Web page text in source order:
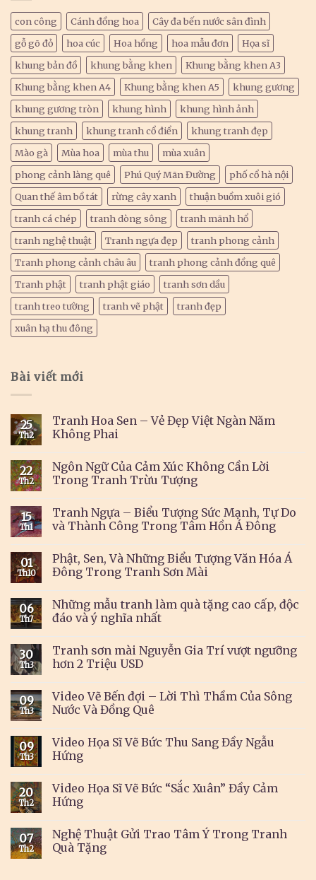
con công Cánh đồng hoa
Cây đa bến nước sân đình
gỗ gõ đỏ
hoa cúc Hoa hồng hoa mẫu đơn
Họa sĩ
khung bản đồ
khung bằng khen
Khung bằng khen A3
Khung bằng khen A4
Khung bằng khen A5
khung gương
khung gương tròn
khung hình
khung hình ảnh
khung tranh
khung tranh cổ điển
khung tranh đẹp
Mào gà
Mùa hoa mùa thu
mùa xuân
phong cảnh làng quê
Phú Quý Mãn Đường
phố cổ hà nội
Quan thế âm bồ tát
rừng cây xanh
thuận buồm xuôi gió
tranh cá chép
tranh dòng sông
tranh mãnh hổ
tranh nghệ thuật
Tranh ngựa đẹp
tranh phong cảnh
Tranh phong cảnh châu âu
tranh phong cảnh đồng quê
Tranh phật
tranh phật giáo
tranh sơn dầu
tranh treo tường
tranh vẽ phật
tranh đẹp
xuân hạ thu đông
Bài viết mới
25
Th2
Tranh Hoa Sen – Vẻ Đẹp Việt Ngàn Năm
Không Phai
22
Th2
Ngôn Ngữ Của Cảm Xúc Không Cần Lời
Trong Tranh Trừu Tượng
15
Th1
Tranh Ngựa – Biểu Tượng Sức Mạnh, Tự Do
và Thành Công Trong Tâm Hồn Á Đông
01
Th10
Phật, Sen, Và Những Biểu Tượng Văn Hóa Á
Đông Trong Tranh Sơn Mài
06
Th7
Những mẫu tranh làm quà tặng cao cấp, độc
đáo và ý nghĩa nhất
30
Th3
Tranh sơn mài Nguyễn Gia Trí vượt ngưỡng
hơn 2 Triệu USD
09
Th3
Video Vẽ Bến đợi – Lời Thì Thầm Của Sông
Nước Và Đồng Quê
09
Th3
Video Họa Sĩ Vẽ Bức Thu Sang Đầy Ngẫu
Hứng
20
Th2
Video Họa Sĩ Vẽ Bức “Sắc Xuân” Đầy Cảm
Hứng
07
Th2
Nghệ Thuật Gửi Trao Tâm Ý Trong Tranh
Quà Tặng